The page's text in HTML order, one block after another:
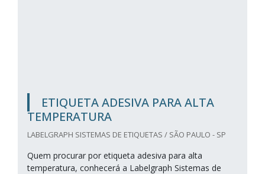
ETIQUETA ADESIVA PARA ALTA
TEMPERATURA
LABELGRAPH SISTEMAS DE ETIQUETAS / SÃO PAULO - SP
Quem procurar por etiqueta adesiva para alta
temperatura, conhecerá a Labelgraph Sistemas de